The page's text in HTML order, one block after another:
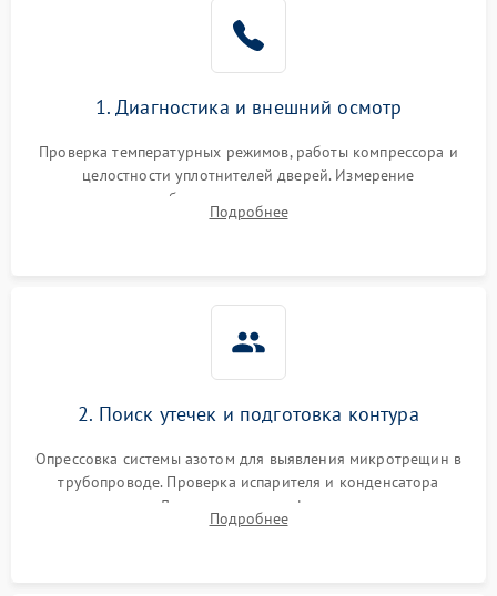
работе
2000 ₽ Подробнее →
1000 ₽
1800 ₽
1. Диагностика и внешний осмотр
Проверка температурных режимов, работы компрессора и
целостности уплотнителей дверей. Измерение
сопротивления обмоток мотора, проверка термостата и
считывание кодов ошибок с электронного дисплея.
Подробнее
2. Поиск утечек и подготовка контура
Опрессовка системы азотом для выявления микротрещин в
трубопроводе. Проверка испарителя и конденсатора
течеискателем. Демонтаж старого фильтра-осушителя и
продувка капиллярной трубки для устранения засоров.
Подробнее